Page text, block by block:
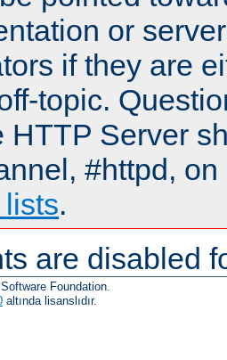
or
if they are
topic.
HTTP Server
#httpd,
.
are disabled
Foundation.
altında lisanslıdır.